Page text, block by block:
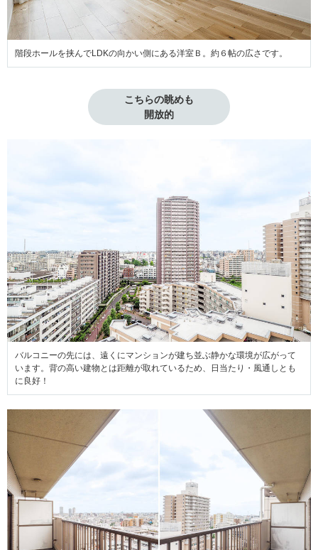
階段ホールを挟んでLDKの向かい側にある洋室Ｂ。約６帖の広さです。
こちらの眺めも
開放的
バルコニーの先には、遠くにマンションが建ち並ぶ静かな環境が広がって
います。背の高い建物とは距離が取れているため、日当たり・風通しとも
に良好！